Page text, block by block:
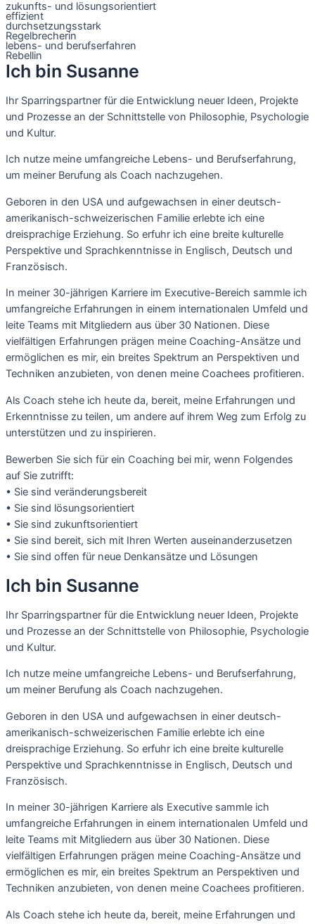
zukunfts- und lösungsorientiert
effizient
durchsetzungsstark
Regelbrecherin
lebens- und berufserfahren
Rebellin
Ich bin Susanne
Ihr Sparringspartner für die Entwicklung neuer Ideen, Projekte
und Prozesse an der Schnittstelle von Philosophie, Psychologie
und Kultur.
Ich nutze meine umfangreiche Lebens- und Berufserfahrung,
um meiner Berufung als Coach nachzugehen.
Geboren in den USA und aufgewachsen in einer deutsch-
amerikanisch-schweizerischen Familie erlebte ich eine
dreisprachige Erziehung. So erfuhr ich eine breite kulturelle
Perspektive und Sprachkenntnisse in Englisch, Deutsch und
Französisch.
In meiner 30-jährigen Karriere im Executive-Bereich sammle ich
umfangreiche Erfahrungen in einem internationalen Umfeld und
leite Teams mit Mitgliedern aus über 30 Nationen. Diese
vielfältigen Erfahrungen prägen meine Coaching-Ansätze und
ermöglichen es mir, ein breites Spektrum an Perspektiven und
Techniken anzubieten, von denen meine Coachees profitieren.
Als Coach stehe ich heute da, bereit, meine Erfahrungen und
Erkenntnisse zu teilen, um andere auf ihrem Weg zum Erfolg zu
unterstützen und zu inspirieren.
Bewerben Sie sich für ein Coaching bei mir, wenn Folgendes
auf Sie zutrifft:
• Sie sind veränderungsbereit
• Sie sind lösungsorientiert
• Sie sind zukunftsorientiert
• Sie sind bereit, sich mit Ihren Werten auseinanderzusetzen
• Sie sind offen für neue Denkansätze und Lösungen
Ich bin Susanne
Ihr Sparringspartner für die Entwicklung neuer Ideen, Projekte
und Prozesse an der Schnittstelle von Philosophie, Psychologie
und Kultur.
Ich nutze meine umfangreiche Lebens- und Berufserfahrung,
um meiner Berufung als Coach nachzugehen.
Geboren in den USA und aufgewachsen in einer deutsch-
amerikanisch-schweizerischen Familie erlebte ich eine
dreisprachige Erziehung. So erfuhr ich eine breite kulturelle
Perspektive und Sprachkenntnisse in Englisch, Deutsch und
Französisch.
In meiner 30-jährigen Karriere als Executive sammle ich
umfangreiche Erfahrungen in einem internationalen Umfeld und
leite Teams mit Mitgliedern aus über 30 Nationen. Diese
vielfältigen Erfahrungen prägen meine Coaching-Ansätze und
ermöglichen es mir, ein breites Spektrum an Perspektiven und
Techniken anzubieten, von denen meine Coachees profitieren.
Als Coach stehe ich heute da, bereit, meine Erfahrungen und